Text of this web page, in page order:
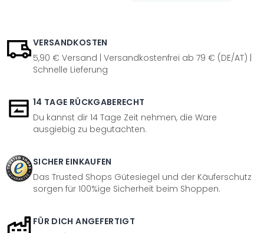
VERSANDKOSTEN
5,90 € Versand | Versandkostenfrei ab 79 € (DE/AT) |
Schnelle Lieferung
14 TAGE RÜCKGABERECHT
Du kannst dir 14 Tage Zeit nehmen, die Ware
ausgiebig zu begutachten.
SICHER EINKAUFEN
Das Trusted Shops Gütesiegel und der Käuferschutz
sorgen für 100%ige Sicherheit beim Shoppen.
FÜR DICH ANGEFERTIGT